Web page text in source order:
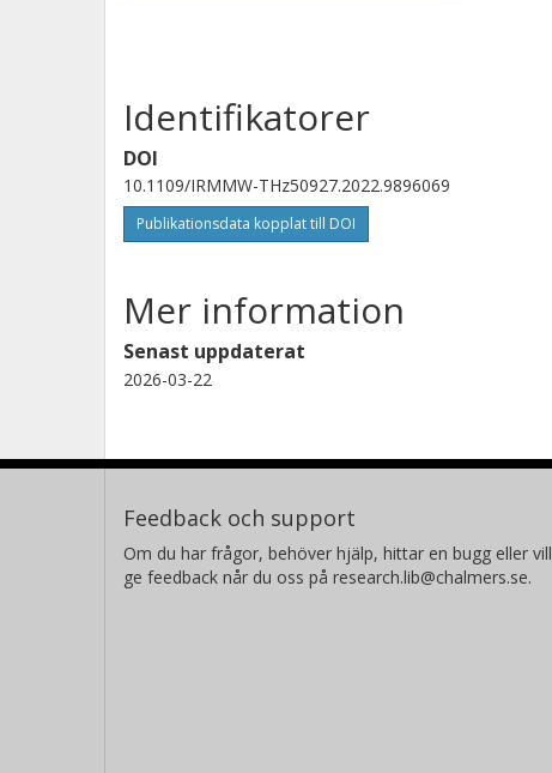
Identifikatorer
DOI
10.1109/IRMMW-THz50927.2022.9896069
Publikationsdata kopplat till DOI
Mer information
Senast uppdaterat
2026-03-22
Feedback och support
Om du har frågor, behöver hjälp, hittar en bugg eller vill
ge feedback når du oss på research.lib@chalmers.se.